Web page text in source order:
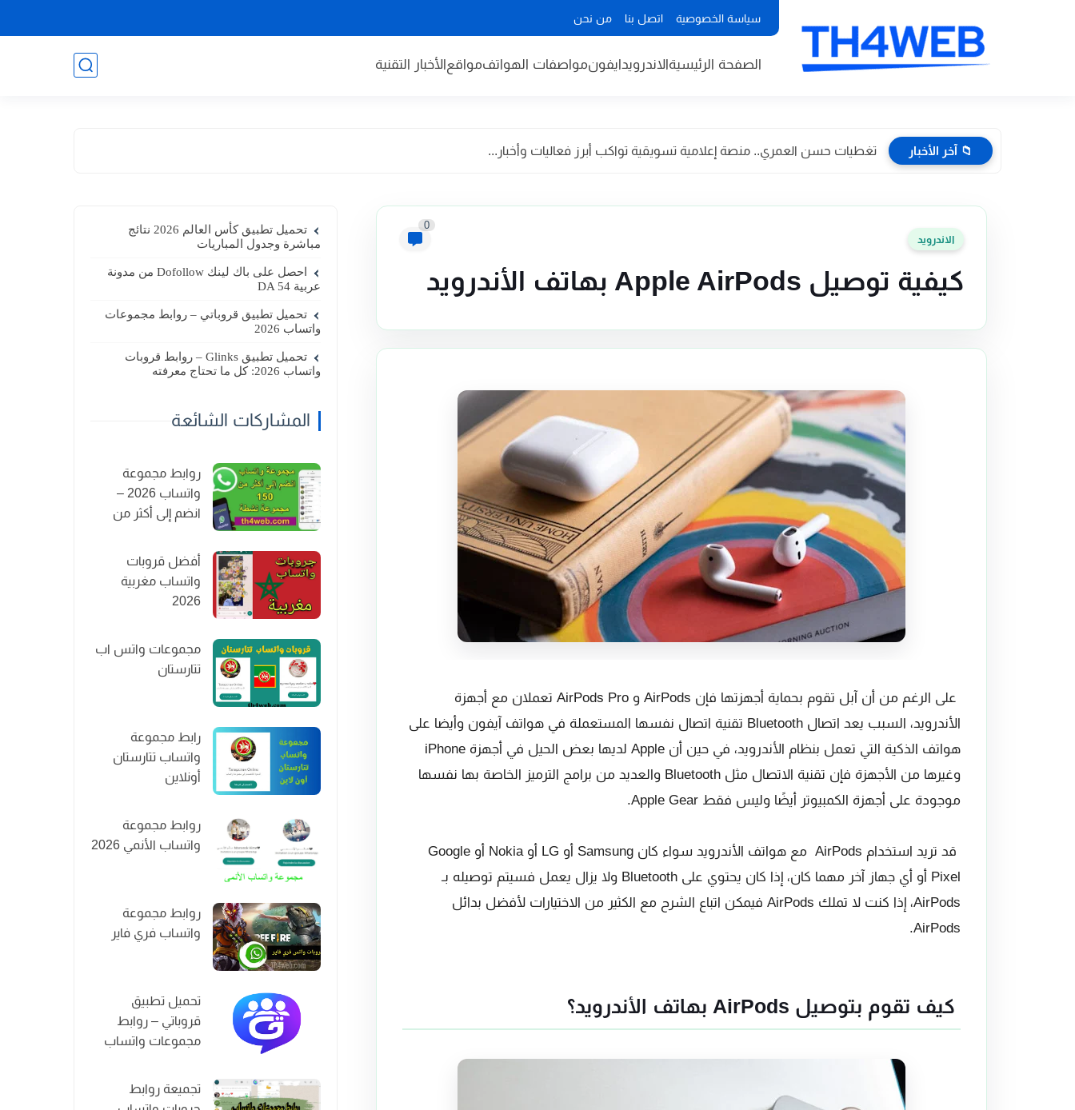
سياسة الخصوصية اتصل بنا من نحن
الصفحة الرئيسيةالاندرويدايفونمواصفات الهواتفمواقعالأخبار التقنية
📁 آخر الأخبار تغطيات حسن العمري.. منصة إعلامية تسويقية تواكب أبرز فعاليات وأخبار...
الاندرويد
0
كيفية توصيل Apple AirPods بهاتف الأندرويد
على الرغم من أن آبل تقوم بحماية أجهزتها فإن AirPods و AirPods Pro تعملان مع أجهزة
الأندرويد، السبب يعد اتصال Bluetooth تقنية اتصال نفسها المستعملة في هواتف آيفون وأيضا على
هواتف الذكية التي تعمل بنظام الأندرويد، في حين أن Apple لديها بعض الحيل في أجهزة iPhone
وغيرها من الأجهزة فإن تقنية الاتصال مثل Bluetooth والعديد من برامج الترميز الخاصة بها نفسها
موجودة على أجهزة الكمبيوتر أيضًا وليس فقط Apple Gear.
قد تريد استخدام AirPods مع هواتف الأندرويد سواء كان Samsung أو LG أو Nokia أو Google
Pixel أو أي جهاز آخر مهما كان، إذا كان يحتوي على Bluetooth ولا يزال يعمل فسيتم توصيله بـ
AirPods، إذا كنت لا تملك AirPods فيمكن اتباع الشرح مع الكثير من الاختيارات لأفضل بدائل
AirPods.
كيف تقوم بتوصيل AirPods بهاتف الأندرويد؟
تحميل تطبيق كأس العالم 2026 نتائج
مباشرة وجدول المباريات
احصل على باك لينك Dofollow من مدونة
عربية DA 54
تحميل تطبيق قروباتي – روابط مجموعات
واتساب 2026
تحميل تطبيق Glinks – روابط قروبات
واتساب 2026: كل ما تحتاج معرفته
المشاركات الشائعة
روابط مجموعة
واتساب 2026 –
انضم إلى أكثر من
أفضل قروبات
واتساب مغربية
2026
مجموعات واتس اب
تتارستان
رابط مجموعة
واتساب تتارستان
أونلاين
روابط مجموعة
واتساب الأنمي 2026
روابط مجموعة
واتساب فري فاير
تحميل تطبيق
قروباتي – روابط
مجموعات واتساب
تجميعة روابط